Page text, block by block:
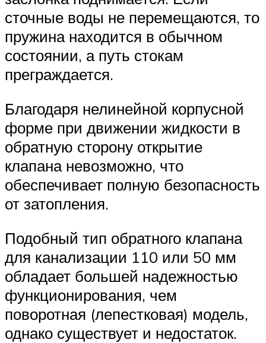
сточные воды не перемещаются, то
пружина находится в обычном
состоянии, а путь стокам
преграждается.
Благодаря нелинейной корпусной
форме при движении жидкости в
обратную сторону открытие
клапана невозможно, что
обеспечивает полную безопасность
от затопления.
Подобный тип обратного клапана
для канализации 110 или 50 мм
обладает большей надежностью
функционирования, чем
поворотная (лепестковая) модель,
однако существует и недостаток.